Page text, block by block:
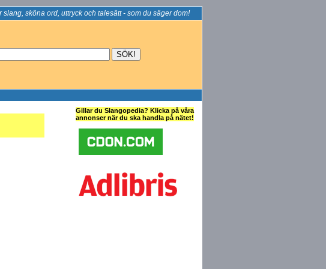
slang, sköna ord, uttryck och talesätt - som du säger dom!
Gillar du Slangopedia? Klicka på våra
annonser när du ska handla på nätet!